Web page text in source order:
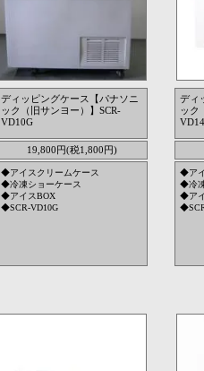
ディッピングケース【パナソニ
ック（旧サンヨー）】SCR-
VD10G
19,800円(税1,800円)
◆アイスクリームケース
◆冷凍ショーケース
◆アイスBOX
◆SCR-VD10G
ディ
ック
◆ア
◆冷
◆ア